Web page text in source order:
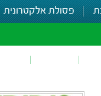
פסולת אלקטרונית